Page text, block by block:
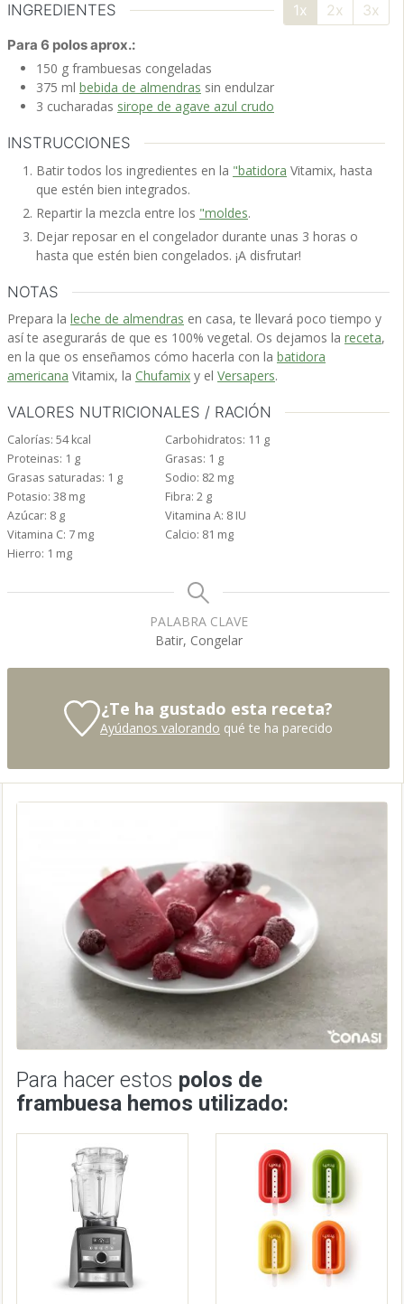
INGREDIENTES 1x 2x 3x
Para 6 polos aprox.:
150 g frambuesas congeladas
375 ml bebida de almendras sin endulzar
3 cucharadas sirope de agave azul crudo
INSTRUCCIONES
Batir todos los ingredientes en la "batidora Vitamix, hasta
que estén bien integrados.
Repartir la mezcla entre los "moldes.
Dejar reposar en el congelador durante unas 3 horas o
hasta que estén bien congelados. ¡A disfrutar!
NOTAS
Prepara la leche de almendras en casa, te llevará poco tiempo y
así te asegurarás de que es 100% vegetal. Os dejamos la receta,
en la que os enseñamos cómo hacerla con la batidora
americana Vitamix, la Chufamix y el Versapers.
VALORES NUTRICIONALES / RACIÓN
Calorías: 54 kcal Carbohidratos: 11 g
Proteinas: 1 g Grasas: 1 g
Grasas saturadas: 1 g Sodio: 82 mg
Potasio: 38 mg Fibra: 2 g
Azúcar: 8 g Vitamina A: 8 IU
Vitamina C: 7 mg Calcio: 81 mg
Hierro: 1 mg
PALABRA CLAVE
Batir, Congelar
¿Te ha gustado esta receta?
Ayúdanos valorando qué te ha parecido
Para hacer estos polos de
frambuesa hemos utilizado: